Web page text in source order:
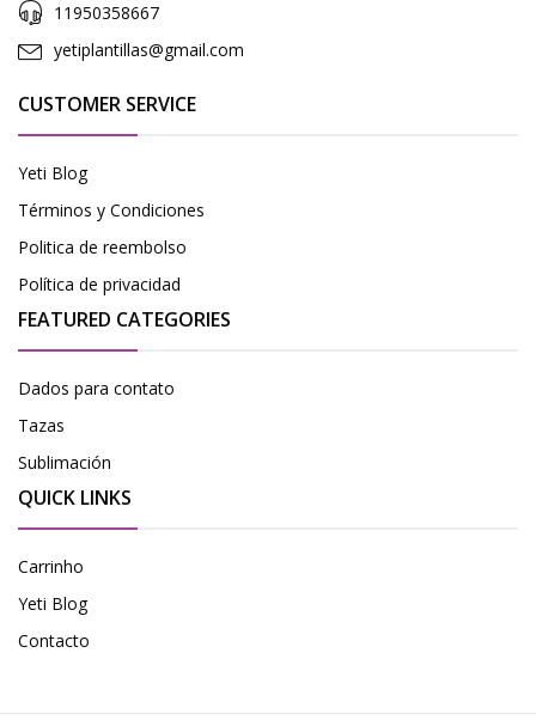
11950358667
yetiplantillas@gmail.com
CUSTOMER SERVICE
Yeti Blog
Términos y Condiciones
Politica de reembolso
Política de privacidad
FEATURED CATEGORIES
Dados para contato
Tazas
Sublimación
QUICK LINKS
Carrinho
Yeti Blog
Contacto